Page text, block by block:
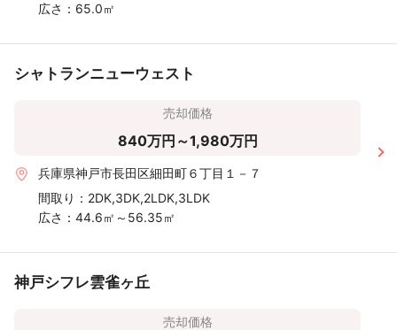
広さ： 65.0㎡
シャトランニューウェスト
売却価格
840万円～1,980万円
兵庫県神戸市長田区細田町６丁目１－７
間取り： 2DK,3DK,2LDK,3LDK
広さ： 44.6㎡～56.35㎡
神戸シフレ雲雀ヶ丘
売却価格